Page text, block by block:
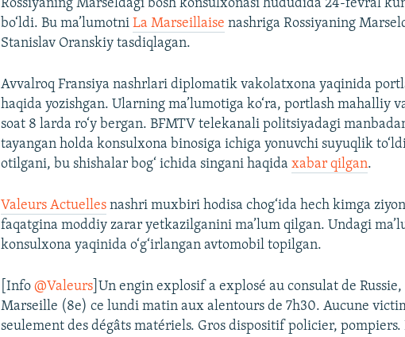
Rossiyaning Marseldagi bosh konsulxonasi hududida 24-fevral
bo‘ldi. Bu ma’lumotniLa Marseillaise nashriga Rossiyaning
Stanislav Oranskiy tasdiqlagan.
Avvalroq Fransiya nashrlari diplomatik vakolatxona yaqinida
haqida yozishgan. Ularning ma’lumotiga ko‘ra, portlash mahalliy
soat 8 larda ro‘y bergan. BFMTV telekanali politsiyadagi
tayangan holda konsulxona binosiga ichiga yonuvchi suyuqlik
otilgani, bu shishalar bog‘ ichida singani haqidaxabar qilgan.
Valeurs Actuelles nashri muxbiri hodisa chog‘ida hech kimga
faqatgina moddiy zarar yetkazilganini ma’lum qilgan. Undagi
konsulxona yaqinida o‘g‘irlangan avtomobil topilgan.
[Info@Valeurs ]Un engin explosif a explosé au consulat de
Marseille (8e) ce lundi matin aux alentours de 7h30. Aucune
seulement des dégâts matériels. Gros dispositif policier, pompiers.